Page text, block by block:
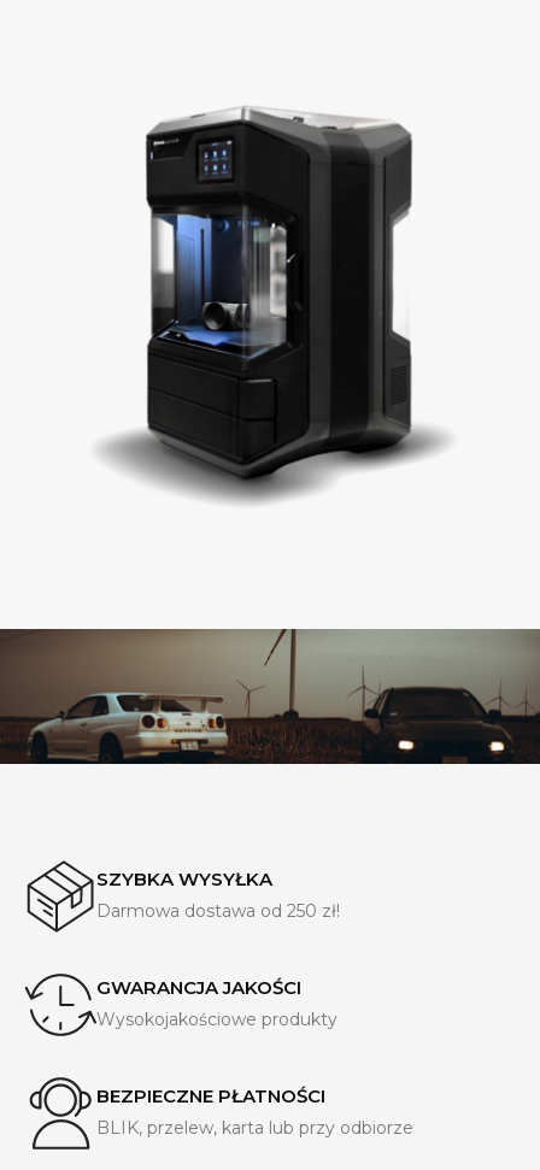
SZYBKA WYSYŁKA
Darmowa dostawa od 250 zł!
GWARANCJA JAKOŚCI
Wysokojakościowe produkty
BEZPIECZNE PŁATNOŚCI
BLIK, przelew, karta lub przy odbiorze